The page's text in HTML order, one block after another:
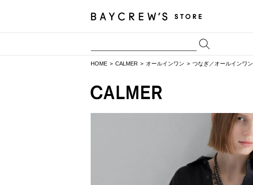
HOME CALMER オールインワン つなぎ／オールインワン